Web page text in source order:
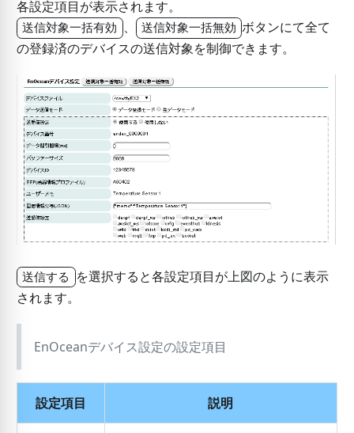
各設定項目が表示されます。
送信対象一括有効 、 送信対象一括無効 ボタンにて全て
の登録済のデバイスの送信対象を制御できます。
送信する を選択すると各設定項目が上図のように表示
されます。
EnOceanデバイス設定の設定項目
設定項目 説明